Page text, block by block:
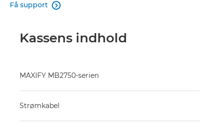
Få support 
Kassens indhold
MAXIFY MB2750-serien
Strømkabel